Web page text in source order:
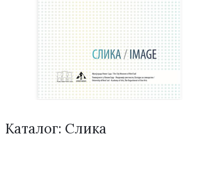
Каталог: Слика